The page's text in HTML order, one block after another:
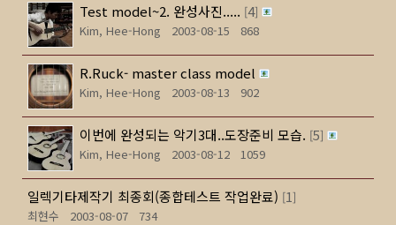
Test model~2. 완성사진..... [4]
Kim, Hee-Hong
2003-08-15 868
R.Ruck- master class model
Kim, Hee-Hong 2003-08-13 902
이번에 완성되는 악기3대..도장준비 모습. [5]
Kim, Hee-Hong
2003-08-12 1059
일렉기타제작기 최종회(종합테스트 작업완료) [1]
최현수
2003-08-07 734